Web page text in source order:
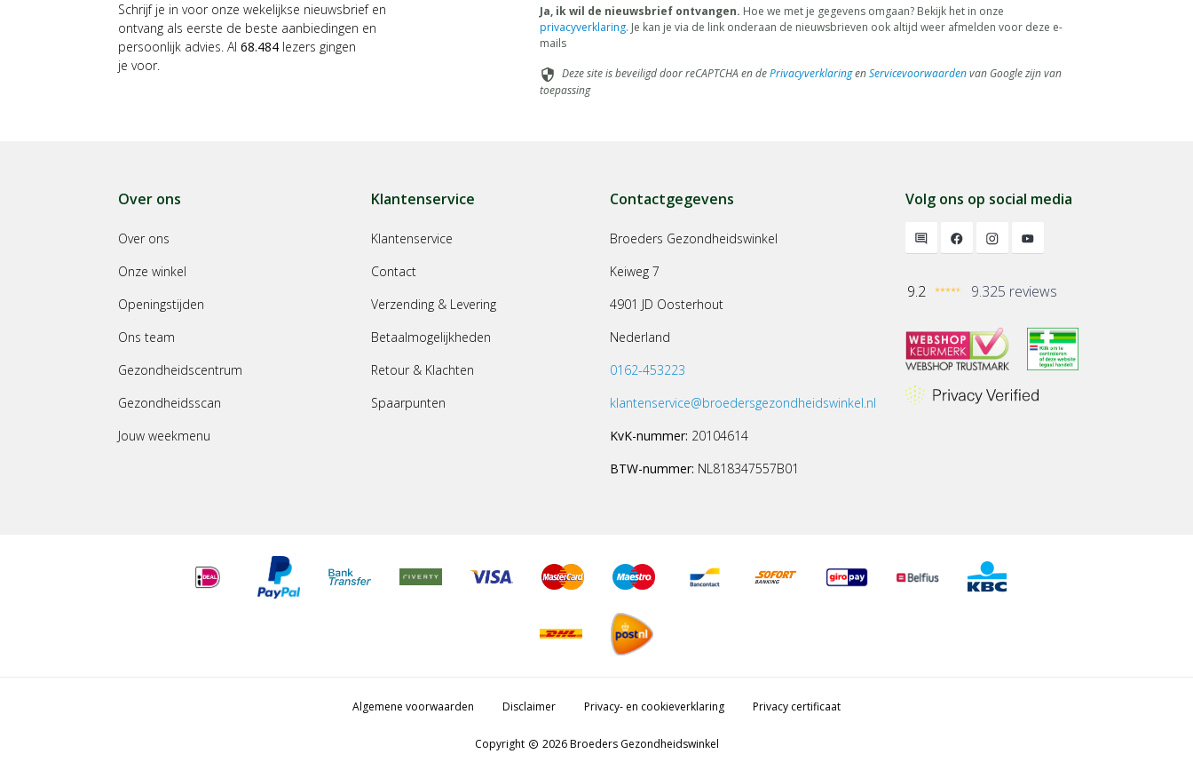
Schrijf je in voor onze wekelijkse nieuwsbrief en
ontvang als eerste de beste aanbiedingen en
persoonlijk advies. Al 68.484 lezers gingen
je voor.
Ja, ik wil de nieuwsbrief ontvangen. Hoe we met je gegevens omgaan? Bekijk het in onze
privacyverklaring. Je kan je via de link onderaan de nieuwsbrieven ook altijd weer afmelden voor deze e-
mails
security Deze site is beveiligd door reCAPTCHA en dePrivacyverklaringenServicevoorwaardenvan Google zijn van
toepassing
Over ons
Over ons
Onze winkel
Openingstijden
Ons team
Gezondheidscentrum
Gezondheidsscan
Jouw weekmenu
Klantenservice
Klantenservice
Contact
Verzending & Levering
Betaalmogelijkheden
Retour & Klachten
Spaarpunten
Contactgegevens
Broeders Gezondheidswinkel
Keiweg 7
4901 JD Oosterhout
Nederland
0162-453223
klantenservice@broedersgezondheidswinkel.nl
KvK-nummer: 20104614
BTW-nummer: NL818347557B01
Volg ons op social media
9.2 9.325 reviews
Algemene voorwaarden Disclaimer Privacy- en cookieverklaring Privacy certificaat
Copyright copyright 2026 Broeders Gezondheidswinkel